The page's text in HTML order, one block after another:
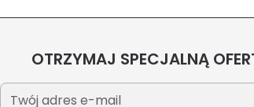
OTRZYMAJ SPECJALNĄ